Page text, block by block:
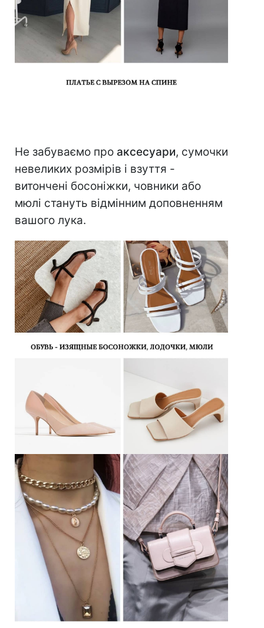
Не забуваємо про аксесуари, сумочки
невеликих розмірів і взуття -
витончені босоніжки, човники або
мюлі стануть відмінним доповненням
вашого лука.